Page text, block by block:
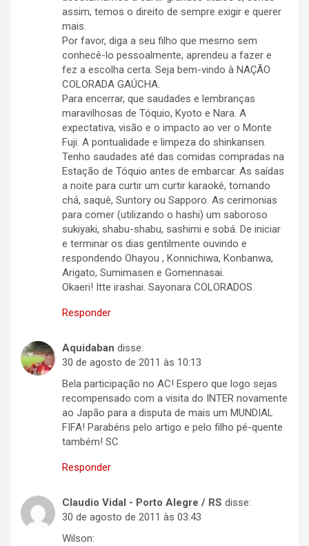
assim, temos o direito de sempre exigir e querer
mais.
Por favor, diga a seu filho que mesmo sem
conhecê-lo pessoalmente, aprendeu a fazer e
fez a escolha certa. Seja bem-vindo à NAÇÃO
COLORADA GAÚCHA.
Para encerrar, que saudades e lembranças
maravilhosas de Tóquio, Kyoto e Nara. A
expectativa, visão e o impacto ao ver o Monte
Fuji. A pontualidade e limpeza do shinkansen.
Tenho saudades até das comidas compradas na
Estação de Tóquio antes de embarcar. As saídas
a noite para curtir um curtir karaokê, tomando
chá, saquê, Suntory ou Sapporo. As cerimonias
para comer (utilizando o hashi) um saboroso
sukiyaki, shabu-shabu, sashimi e sobá. De iniciar
e terminar os dias gentilmente ouvindo e
respondendo Ohayou , Konnichiwa, Konbanwa,
Arigato, Sumimasen e Gomennasai.
Okaeri! Itte irashai. Sayonara COLORADOS.
Responder
Aquidaban disse:
30 de agosto de 2011 às 10:13
Bela participação no AC! Espero que logo sejas
recompensado com a visita do INTER novamente
ao Japão para a disputa de mais um MUNDIAL
FIFA! Parabéns pelo artigo e pelo filho pé-quente
também! SC
Responder
Claudio Vidal - Porto Alegre / RS disse:
30 de agosto de 2011 às 03:43
Wilson: